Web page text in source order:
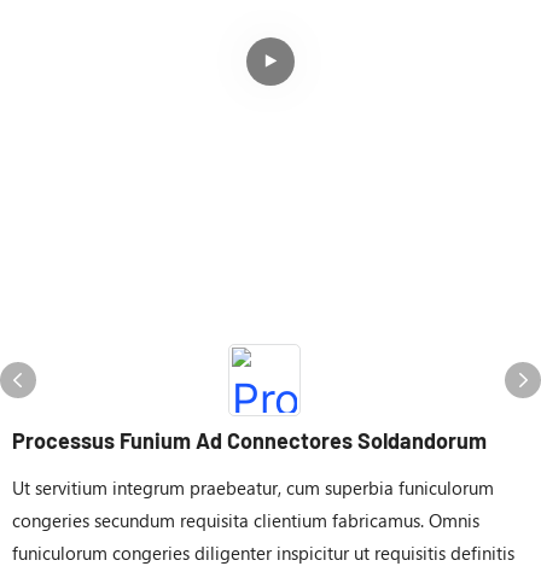
Processus Funium Ad Connectores Soldandorum
Ut servitium integrum praebeatur, cum superbia funiculorum
congeries secundum requisita clientium fabricamus. Omnis
funiculorum congeries diligenter inspicitur ut requisitis definitis